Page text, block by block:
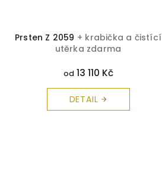
Prsten Z 2059 + krabička a čistící
utěrka zdarma
od13 110 Kč
DETAIL